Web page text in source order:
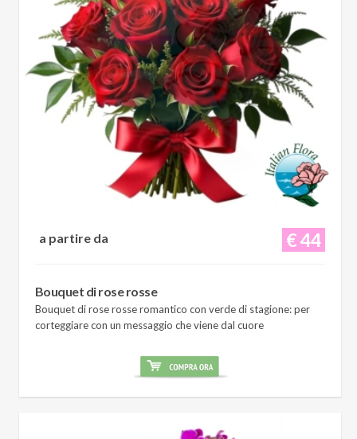
€ 44
a partire da
Bouquet di rose rosse
Bouquet di rose rosse romantico con verde di stagione: per
corteggiare con un messaggio che viene dal cuore